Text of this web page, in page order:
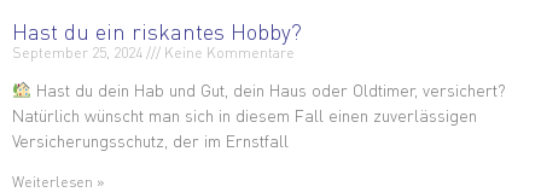
Hast du ein riskantes Hobby?
September 25, 2024 Keine Kommentare
Hast du dein Hab und Gut, dein Haus oder Oldtimer, versichert?
Natürlich wünscht man sich in diesem Fall einen zuverlässigen
Versicherungsschutz, der im Ernstfall
Weiterlesen »